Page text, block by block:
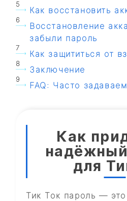
Как восстановить
Восстановление
забыли пароль
Как защититься от
Заключение
FAQ: Часто
Как
для
Тик Ток пароль —